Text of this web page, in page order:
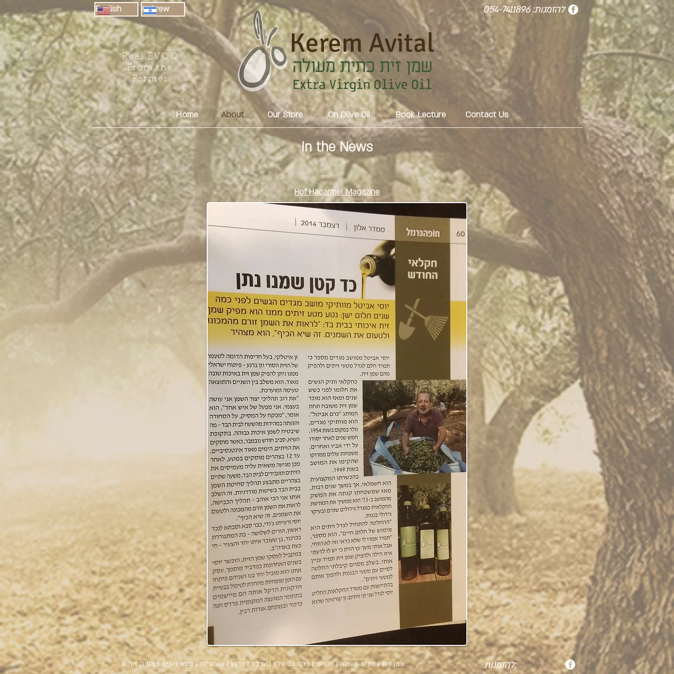
English Hebrew להזמנות: 054-7411896
Real EVOO
From the
Farmer
Kerem Avital
On Olive Oil
Our Store
About
Home Contact Us
Book Lecture
In the News
Hof Hacarmel Magazine
שמן זית | כתית מעולה | מגדים | כרם אביטל | בית בד | ברנע | קורטינה | מטע זיתים | מסיק זיתים להזמנות: